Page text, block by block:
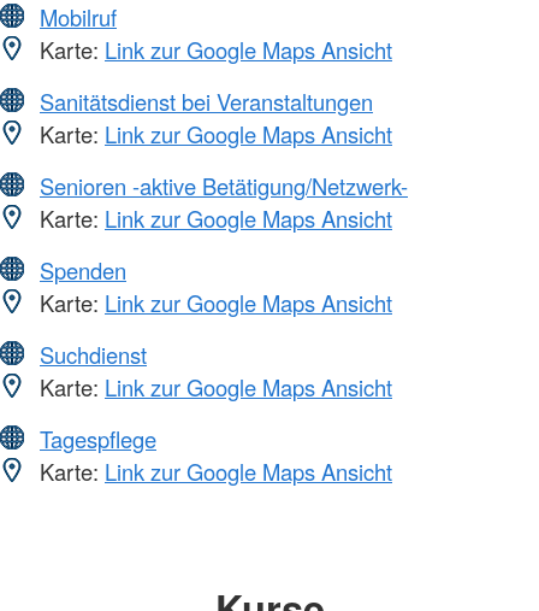
Mobilruf
Karte: Link zur Google Maps Ansicht
Sanitätsdienst bei Veranstaltungen
Karte: Link zur Google Maps Ansicht
Senioren -aktive Betätigung/Netzwerk-
Karte: Link zur Google Maps Ansicht
Spenden
Karte: Link zur Google Maps Ansicht
Suchdienst
Karte: Link zur Google Maps Ansicht
Tagespflege
Karte: Link zur Google Maps Ansicht